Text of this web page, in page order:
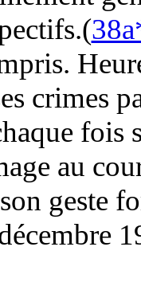
crimes
fois
au
geste